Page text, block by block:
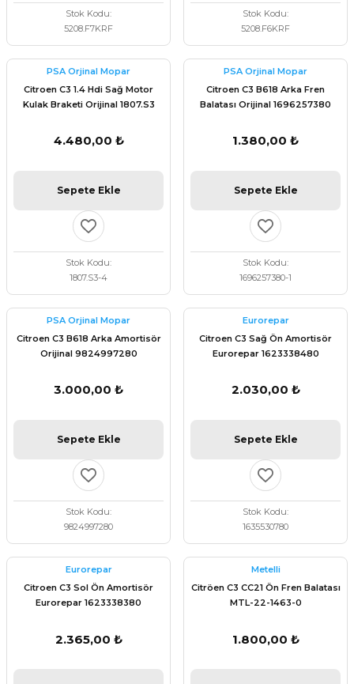
Stok Kodu
5208.F7KRF
Stok Kodu
5208.F6KRF
PSA Orjinal Mopar
Citroen C3 1.4 Hdi Sağ Motor
Kulak Braketi Orijinal 1807.S3
4.480,00 ₺
Sepete Ekle
Stok Kodu
1807.S3-4
PSA Orjinal Mopar
Citroen C3 B618 Arka Fren
Balatası Orijinal 1696257380
1.380,00 ₺
Sepete Ekle
Stok Kodu
1696257380-1
PSA Orjinal Mopar
Citroen C3 B618 Arka Amortisör
Orijinal 9824997280
3.000,00 ₺
Sepete Ekle
Stok Kodu
9824997280
Eurorepar
Citroen C3 Sağ Ön Amortisör
Eurorepar 1623338480
2.030,00 ₺
Sepete Ekle
Stok Kodu
1635530780
Eurorepar
Citroen C3 Sol Ön Amortisör
Eurorepar 1623338380
2.365,00 ₺
Metelli
Citröen C3 CC21 Ön Fren Balatası
MTL-22-1463-0
1.800,00 ₺